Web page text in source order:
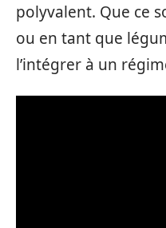
polyvalent. Que ce
ou en tant que
l’intégrer à un